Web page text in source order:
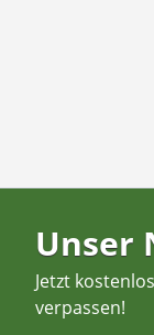
Unser
Jetzt
verpassen!